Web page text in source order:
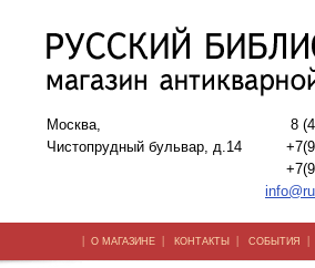
Москва,
Чистопрудный бульвар, д.14
8
| О МАГАЗИНЕ | КОНТАКТЫ | СОБЫТИЯ